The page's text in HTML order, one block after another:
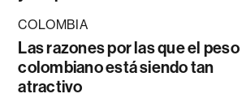
COLOMBIA
Las razones por las que el peso
colombiano está siendo tan
atractivo